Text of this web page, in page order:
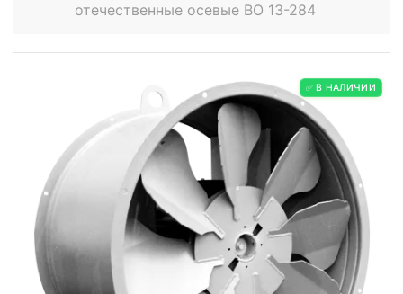
отечественные осевые ВО 13-284
✅ В НАЛИЧИИ